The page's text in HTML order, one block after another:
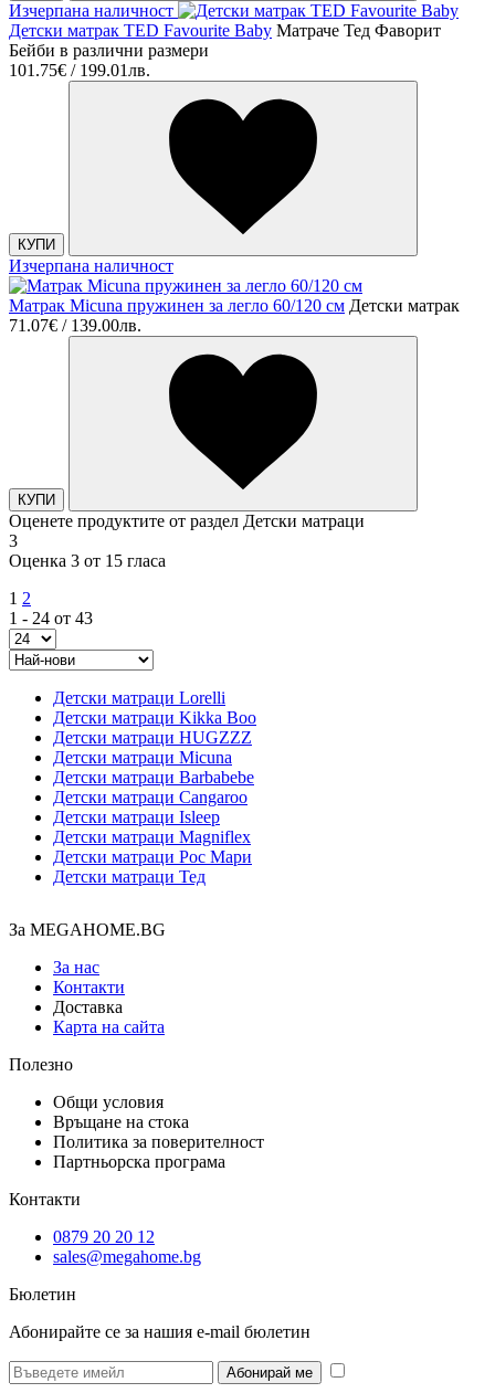
Изчерпана наличност
Детски матрак TED Favourite Baby Матраче Тед Фаворит
Бейби в различни размери
101.75€ / 199.01лв.
КУПИ
Изчерпана наличност
Матрак Micuna пружинен за легло 60/120 см Детски матрак
71.07€ / 139.00лв.
КУПИ
Оценете продуктите от раздел Детски матраци
3
Оценка 3 от 15 гласа
1 2
1 - 24 от 43
Детски матраци Lorelli
Детски матраци Kikka Boo
Детски матраци HUGZZZ
Детски матраци Micuna
Детски матраци Barbabebe
Детски матраци Cangaroo
Детски матраци Isleep
Детски матраци Magniflex
Детски матраци Рос Мари
Детски матраци Тед
За MEGAHOME.BG
За нас
Контакти
Доставка
Карта на сайта
Полезно
Общи условия
Връщане на стока
Политика за поверителност
Партньорска програма
Контакти
0879 20 20 12
sales@megahome.bg
Бюлетин
Абонирайте се за нашия e-mail бюлетин